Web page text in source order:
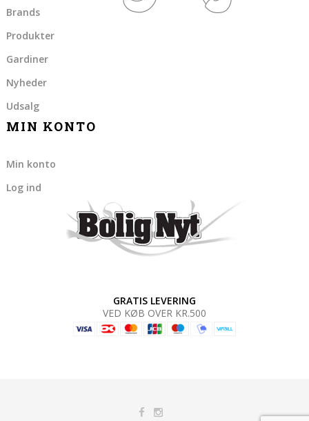
Brands
Produkter
Gardiner
Nyheder
Udsalg
MIN KONTO
Min konto
Log ind
GRATIS LEVERING
VED KØB OVER KR.500